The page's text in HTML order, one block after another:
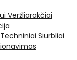
Veržliarakčiai
Techniniai Siurbliai